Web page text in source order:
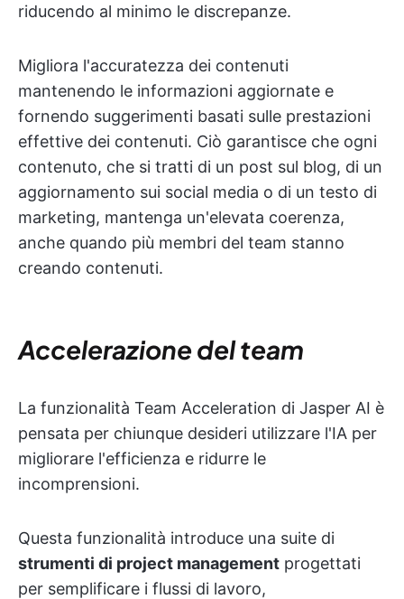
riducendo al minimo le discrepanze.
Migliora l'accuratezza dei contenuti
mantenendo le informazioni aggiornate e
fornendo suggerimenti basati sulle prestazioni
effettive dei contenuti. Ciò garantisce che ogni
contenuto, che si tratti di un post sul blog, di un
aggiornamento sui social media o di un testo di
marketing, mantenga un'elevata coerenza,
anche quando più membri del team stanno
creando contenuti.
Accelerazione del team
La funzionalità Team Acceleration di Jasper AI è
pensata per chiunque desideri utilizzare l'IA per
migliorare l'efficienza e ridurre le
incomprensioni.
Questa funzionalità introduce una suite di
strumenti di project management progettati
per semplificare i flussi di lavoro,